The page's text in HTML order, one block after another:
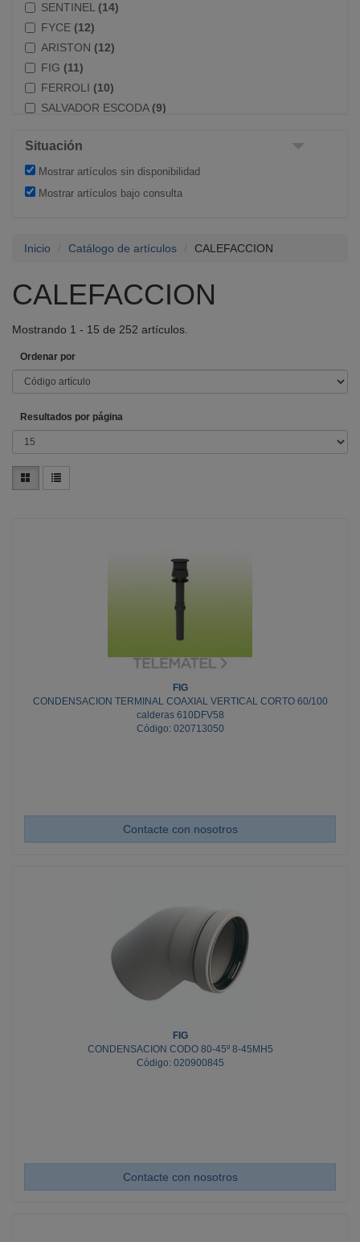
SENTINEL (14)
FYCE (12)
ARISTON (12)
FIG (11)
FERROLI (10)
SALVADOR ESCODA (9)
ATUSA(7)
HONEYWELL HOME(6)
DOMUSA TEKNIK(4)
THERMOR(2)
COPLASA(1)
VECAMCO
(1)
DELTA DORE(1)
SOLFLESS(1)
SFA ESPAÑA
Situación
Mostrar artículos sin disponibilidad
Mostrar artículos bajo consulta
Inicio Catálogo de artículos CALEFACCION
CALEFACCION
Mostrando 1 - 15 de 252 artículos.
Ordenar por
Resultados por página
FIG
CONDENSACION TERMINAL COAXIAL VERTICAL CORTO 60/100
calderas 610DFV58
Código: 020713050
Contacte con nosotros
FIG
CONDENSACION CODO 80-45º 8-45MH5
Código: 020900845
Contacte con nosotros